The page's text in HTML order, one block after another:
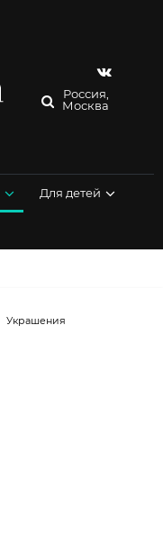
Россия,
Москва
Для детей
Украшения